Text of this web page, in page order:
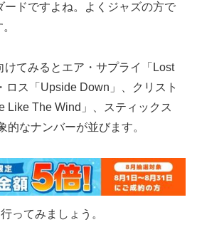
ードですよね。よくジャズの方で
けてみるとエア・サプライ「Lost
ロス「Upside Down」、クリスト
Like The Wind」、スティックス
的なナンバーが並びます。
ってみましょう。